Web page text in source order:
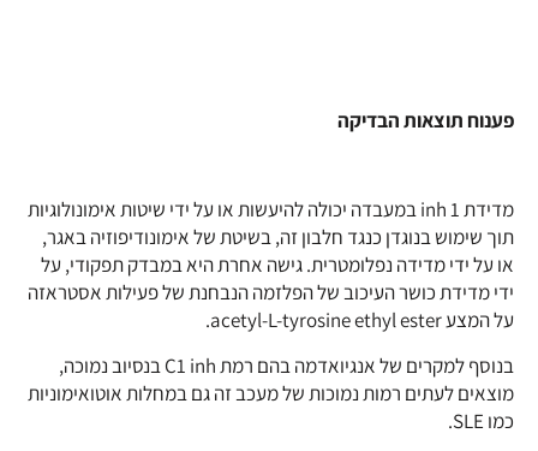
פענוח תוצאות הבדיקה
מדידת 1 inh במעבדה יכולה להיעשות או על ידי שיטות אימונולוגיות
תוך שימוש בנוגדן כנגד חלבון זה, בשיטת של אימונודיפוזיה באגר,
או על ידי מדידה נפלומטרית. גישה אחרת היא במבדק תפקודי, על
ידי מדידת כושר העיכוב של הפלזמה הנבחנת של פעילות אסטראזה
על המצע acetyl-L-tyrosine ethyl ester.
בנוסף למקרים של אנגיואדמה בהם רמת C1 inh בנסיוב נמוכה,
מוצאים לעתים רמות נמוכות של מעכב זה גם במחלות אוטואימוניות
כמו SLE.